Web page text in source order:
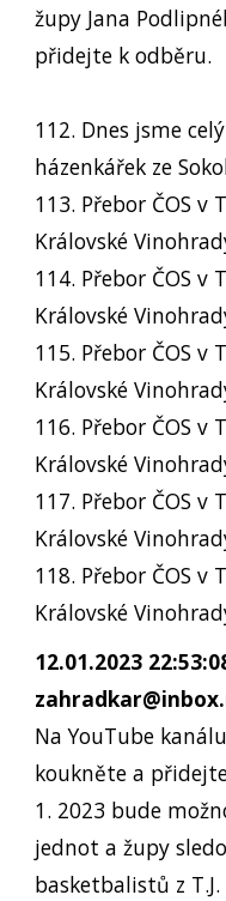
župy Jana
přidejte k odběru.
112. Dnes jsme
házenkářek ze
113. Přebor ČOS v
Královské
114. Přebor ČOS v
Královské
115. Přebor ČOS v
Královské
116. Přebor ČOS v
Královské
117. Přebor ČOS v
Královské
118. Přebor ČOS v
Královské
12.01.2023
Na YouTube
koukněte a
1. 2023 bude
jednot a župy
basketbalistů z T.J.